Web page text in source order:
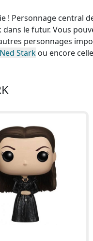
! Personnage central
le futur. Vous
personnages
Ned Stark ou encore